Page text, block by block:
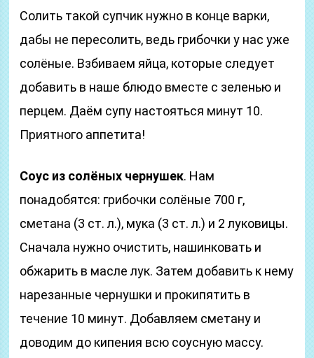
Солить такой супчик нужно в конце варки,
дабы не пересолить, ведь грибочки у нас уже
солёные. Взбиваем яйца, которые следует
добавить в наше блюдо вместе с зеленью и
перцем. Даём супу настояться минут 10.
Приятного аппетита!
Соус из солёных чернушек. Нам
понадобятся: грибочки солёные 700 г,
сметана (3 ст. л.), мука (3 ст. л.) и 2 луковицы.
Сначала нужно очистить, нашинковать и
обжарить в масле лук. Затем добавить к нему
нарезанные чернушки и прокипятить в
течение 10 минут. Добавляем сметану и
доводим до кипения всю соусную массу.